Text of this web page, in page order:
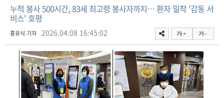
누적 봉사 500시간, 83세 최고령 봉사자까지… 환자 밀착 '감동 서
비스' 호평
홍유식 기자 2026.04.08 16:45:02 가 + 가 -